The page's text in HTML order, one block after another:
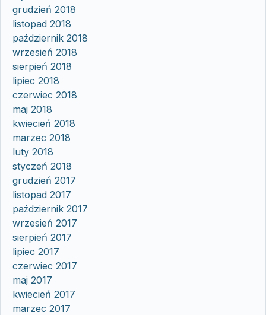
grudzień 2018
listopad 2018
październik 2018
wrzesień 2018
sierpień 2018
lipiec 2018
czerwiec 2018
maj 2018
kwiecień 2018
marzec 2018
luty 2018
styczeń 2018
grudzień 2017
listopad 2017
październik 2017
wrzesień 2017
sierpień 2017
lipiec 2017
czerwiec 2017
maj 2017
kwiecień 2017
marzec 2017